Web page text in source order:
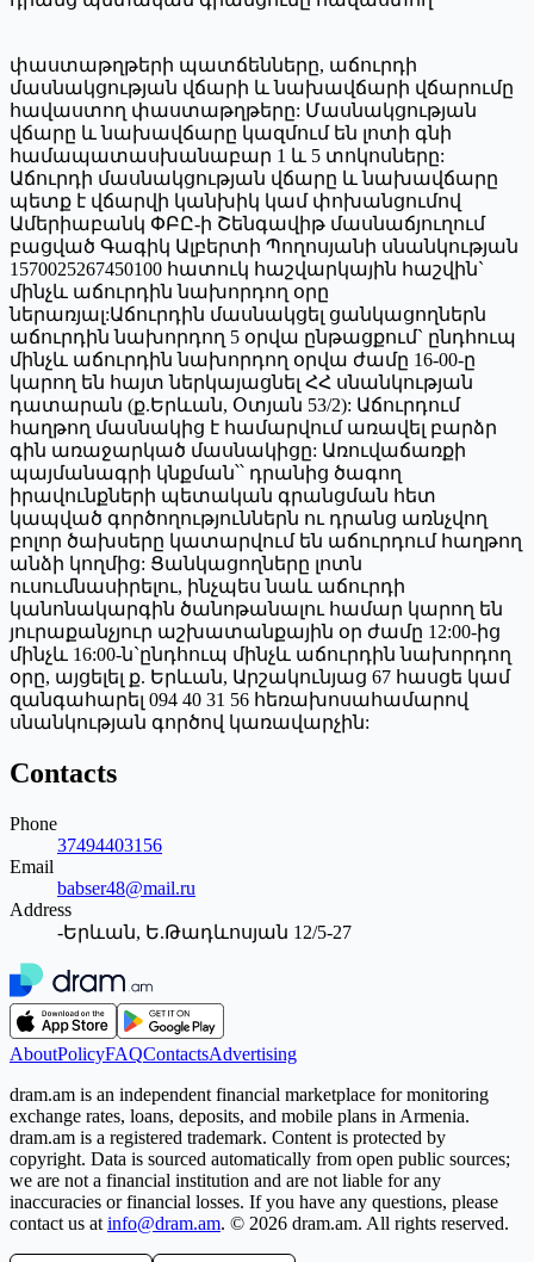
փաստաթղթերի պատճենները, աճուրդի
մասնակցության վճարի և նախավճարի վճարումը
հավաստող փաստաթղթերը: Մասնակցության
վճարը և նախավճարը կազմում են լոտի գնի
համապատասխանաբար 1 և 5 տոկոսները:
Աճուրդի մասնակցության վճարը և նախավճարը
պետք է վճարվի կանխիկ կամ փոխանցումով
Ամերիաբանկ ՓԲԸ-ի Շենգավիթ մասնաճյուղում
բացված Գագիկ Ալբերտի Պողոսյանի սնանկության
1570025267450100 հատուկ հաշվարկային հաշվին`
մինչև աճուրդին նախորդող օրը
ներառյալ:Աճուրդին մասնակցել ցանկացողներն
աճուրդին նախորդող 5 օրվա ընթացքում` ընդհուպ
մինչև աճուրդին նախորդող օրվա ժամը 16-00-ը
կարող են հայտ ներկայացնել ՀՀ սնանկության
դատարան (ք.Երևան, Օտյան 53/2): Աճուրդում
հաղթող մասնակից է համարվում առավել բարձր
գին առաջարկած մասնակիցը: Առուվաճառքի
պայմանագրի կնքման՝՝ դրանից ծագող
իրավունքների պետական գրանցման հետ
կապված գործողություններն ու դրանց առնչվող
բոլոր ծախսերը կատարվում են աճուրդում հաղթող
անձի կողմից: Ցանկացողները լոտն
ուսումնասիրելու, ինչպես նաև աճուրդի
կանոնակարգին ծանոթանալու համար կարող են
յուրաքանչյուր աշխատանքային օր ժամը 12:00-ից
մինչև 16:00-ն`ընդհուպ մինչև աճուրդին նախորդող
օրը, այցելել ք. Երևան, Արշակունյաց 67 հասցե կամ
զանգահարել 094 40 31 56 հեռախոսահամարով
սնանկության գործով կառավարչին:
Contacts
Phone
37494403156
Email
babser48@mail.ru
Address
-Երևան, Ե.Թադևոսյան 12/5-27
AboutPolicyFAQContactsAdvertising
dram.am is an independent financial marketplace for monitoring
exchange rates, loans, deposits, and mobile plans in Armenia.
dram.am is a registered trademark. Content is protected by
copyright. Data is sourced automatically from open public sources;
we are not a financial institution and are not liable for any
inaccuracies or financial losses. If you have any questions, please
contact us at info@dram.am. © 2026 dram.am. All rights reserved.